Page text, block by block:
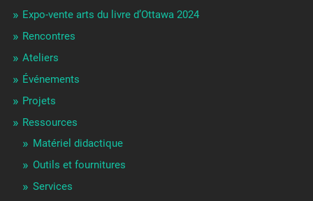
Expo-vente arts du livre d’Ottawa 2024
Rencontres
Ateliers
Événements
Projets
Ressources
Matériel didactique
Outils et fournitures
Services